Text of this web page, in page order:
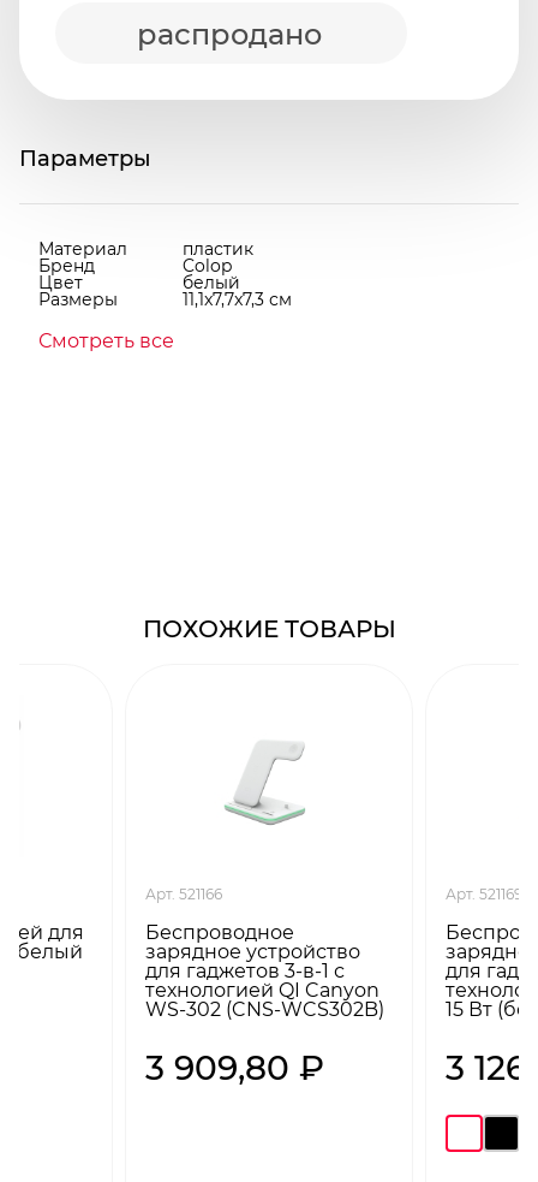
распродано
Параметры
Материал пластик
Бренд Colop
Цвет белый
Размеры 11,1x7,7x7,3 см
Смотреть все
ПОХОЖИЕ ТОВАРЫ
для
белый
Арт. 521166
Беспроводное
зарядное устройство
для гаджетов 3-в-1 с
технологией QI Canyon
WS-302 (CNS-WCS302B)
3 909,80 ₽
Арт. 521169
для
15 Вт
3